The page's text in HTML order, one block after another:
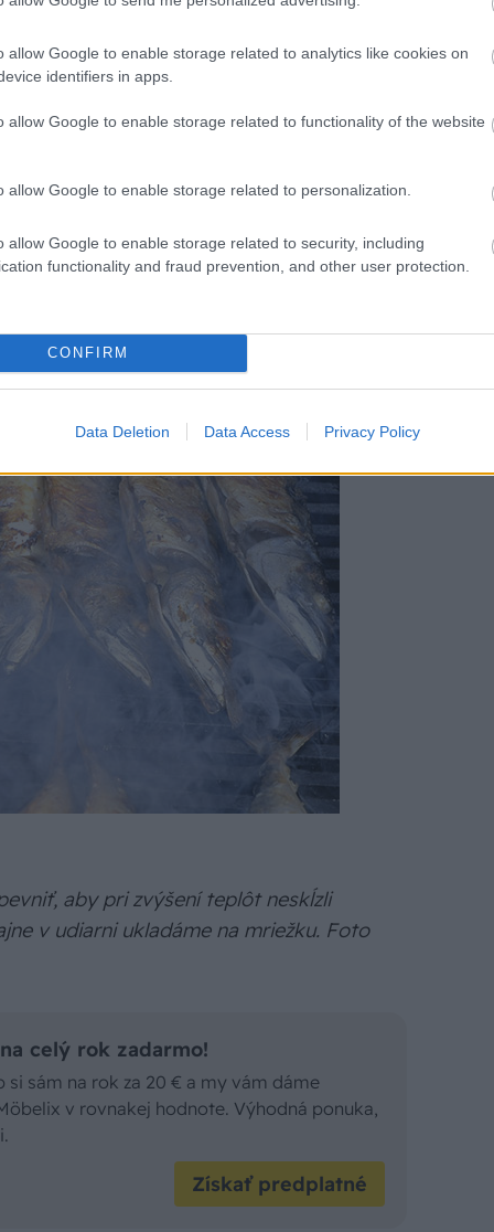
allow Google to enable storage related to analytics like cookies on
identifiers in apps.
allow Google to enable storage related to functionality of the website
allow Google to enable storage related to personalization.
allow Google to enable storage related to security, including
functionality and fraud prevention, and other user protection.
CONFIRM
Data Deletion Data Access Privacy Policy
nich pri rozmrazovaní vytiekla vzácna
ponorením do studenej vody aj s obalom.
čo pri servírovaní na stole vyzerá
Záleží však aj na konštrukcii udiarne –
položené na mriežke. Občas sa robia aj
tak, že sa z vypitvanej ryby vyreže len
údením nakrájať na podkovičky a údiť ich
aby pri zvýšení teplôt neskĺzli
v udiarni ukladáme na mriežku. Foto
celý rok zadarmo!
si sám na rok za 20 € a my vám dáme
v rovnakej hodnote. Výhodná ponuka,
Získať predplatné